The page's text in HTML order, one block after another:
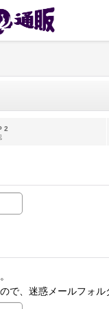
2
で、迷惑メールフォル